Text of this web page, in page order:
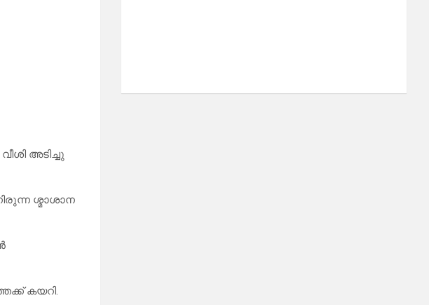
അടിച്ചു
ശ്മാശാന
കയറി.